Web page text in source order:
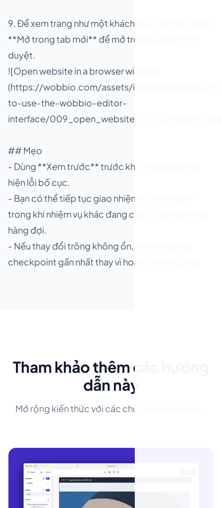
9. Để xem trang như một khách truy cập thật, bấm
**Mở trong tab mới** để mở trong cửa sổ trình
duyệt.
![Open website in a browser window]
(https://wobbio.com/assets/images/helpdesk/
to-use-the-wobbio-editor-
interface/
## Mẹo
- Dùng **Xem trước** trước khi chia sẻ để phát
hiện lỗi bố cục.
- Bạn có thể tiếp tục giao nhiệm vụ mới cho AI
trong khi nhiệm vụ khác đang chạy; chúng sẽ vào
hàng đợi.
- Nếu thay đổi trông không ổn, hãy khôi phục
checkpoint gần nhất thay vì hoàn tác thủ công.
Tham khảo thêm các hướng
dẫn này
Mở rộng kiến thức với các chủ đề liên quan này.